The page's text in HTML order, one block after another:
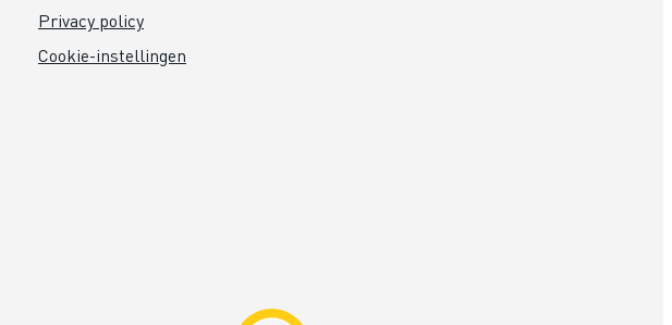
Privacy policy
Cookie-instellingen